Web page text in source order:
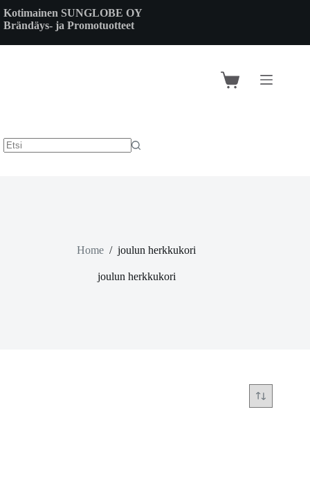
to
content
Kotimainen SUNGLOBE OY
Brändäys- ja Promotuotteet
Shopping
Home / joulun herkkukori
joulun herkkukori